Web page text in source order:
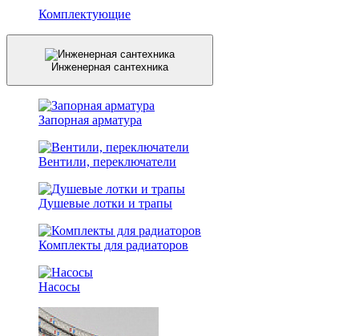
Комплектующие
Инженерная сантехника
Запорная арматура
Вентили, переключатели
Душевые лотки и трапы
Комплекты для радиаторов
Насосы